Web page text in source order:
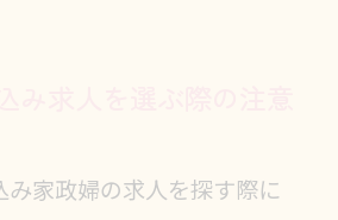
家政婦の求人を探す際に